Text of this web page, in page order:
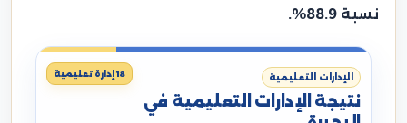
نسبة 88.9%.
الإدارات التعليمية
نتيجة الإدارات التعليمية في
18 إدارة تعليمية